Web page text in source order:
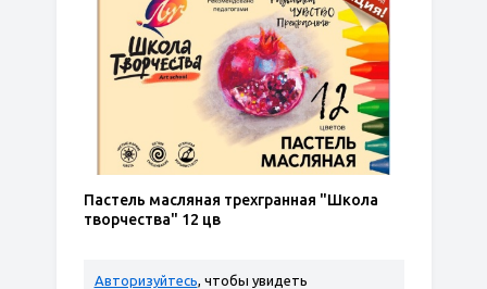
Пастель масляная трехгранная "Школа
творчества" 12 цв
Авторизуйтесь, чтобы увидеть